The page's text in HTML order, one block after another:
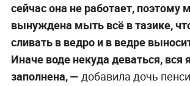
сейчас она не работает, поэтому
вынуждена мыть всё в тазике,
сливать в ведро и в ведре
Иначе воде некуда деваться, вся
заполнена, — добавила дочь